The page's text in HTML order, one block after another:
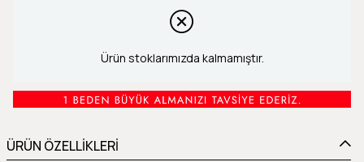
Ürün stoklarımızda kalmamıştır.
ÜRÜN ÖZELLİKLERİ